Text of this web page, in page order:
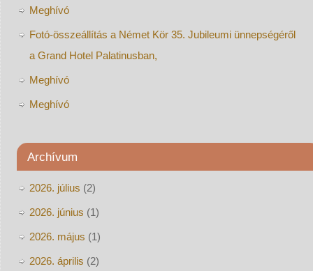
Meghívó
Fotó-összeállítás a Német Kör 35. Jubileumi ünnepségéről
a Grand Hotel Palatinusban,
Meghívó
Meghívó
Archívum
2026. július (2)
2026. június (1)
2026. május (1)
2026. április (2)